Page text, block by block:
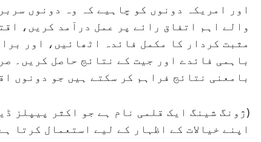
اور امریکہ دونوں کو چاہیے کہ وہ دونوں
والے اہم اتفاق رائے پر عمل درآمد کریں،
مثبت کردار کا مکمل فائدہ اٹھائیں، اور
باہمی فائدے اور جیت کے نتائج حاصل کریں۔
بامعنی نتائج فراہم کر سکتے ہیں جو دونوں
(ژونگ شینگ ایک قلمی نام ہے جو اکثر پیپلز
اپنے خیالات کے اظہار کے لیے استعمال کرتا